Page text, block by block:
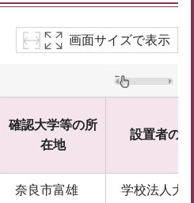
画面サイズで表示
確認大学等の所
在地
設置者の
奈良市富雄
学校法人大